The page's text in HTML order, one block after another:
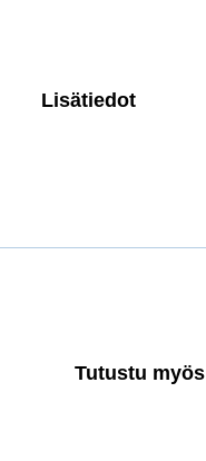
Lisätiedot
Tutustu myös